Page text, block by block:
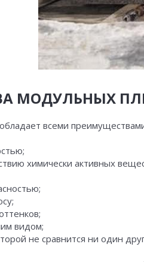
МОДУЛЬНЫХ
всеми
химически активных
видом;
не сравнится ни один